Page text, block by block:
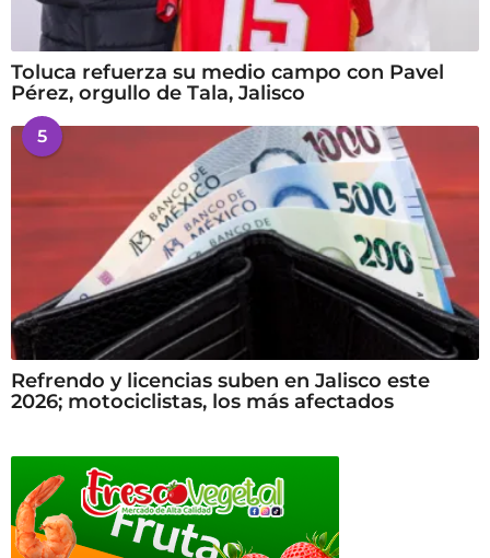
Toluca refuerza su medio campo con Pavel
Pérez, orgullo de Tala, Jalisco
5
Refrendo y licencias suben en Jalisco este
2026; motociclistas, los más afectados